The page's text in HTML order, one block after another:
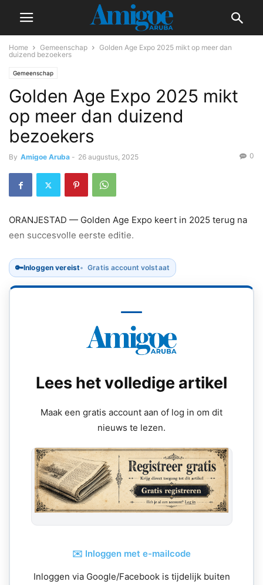
Home Gemeenschap
Golden Age Expo 2025 mikt op meer dan
duizend bezoekers
Gemeenschap
Golden Age Expo 2025 mikt
op meer dan duizend
bezoekers
By Amigoe Aruba - 26 augustus, 2025 0
ORANJESTAD — Golden Age Expo keert in 2025 terug na
een succesvolle eerste editie.
🔑Inloggen vereist Gratis account volstaat
Lees het volledige artikel
Maak een gratis account aan of log in om dit
nieuws te lezen.
✉️ Inloggen met e-mailcode
Inloggen via Google/Facebook is tijdelijk buiten